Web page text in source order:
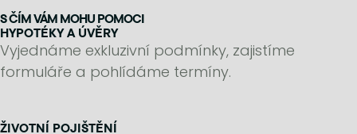
S ČÍM VÁM MOHU POMOCI
HYPOTÉKY A ÚVĚRY
Vyjednáme exkluzivní podmínky, zajistíme
formuláře a pohlídáme termíny.
ŽIVOTNÍ POJIŠTĚNÍ